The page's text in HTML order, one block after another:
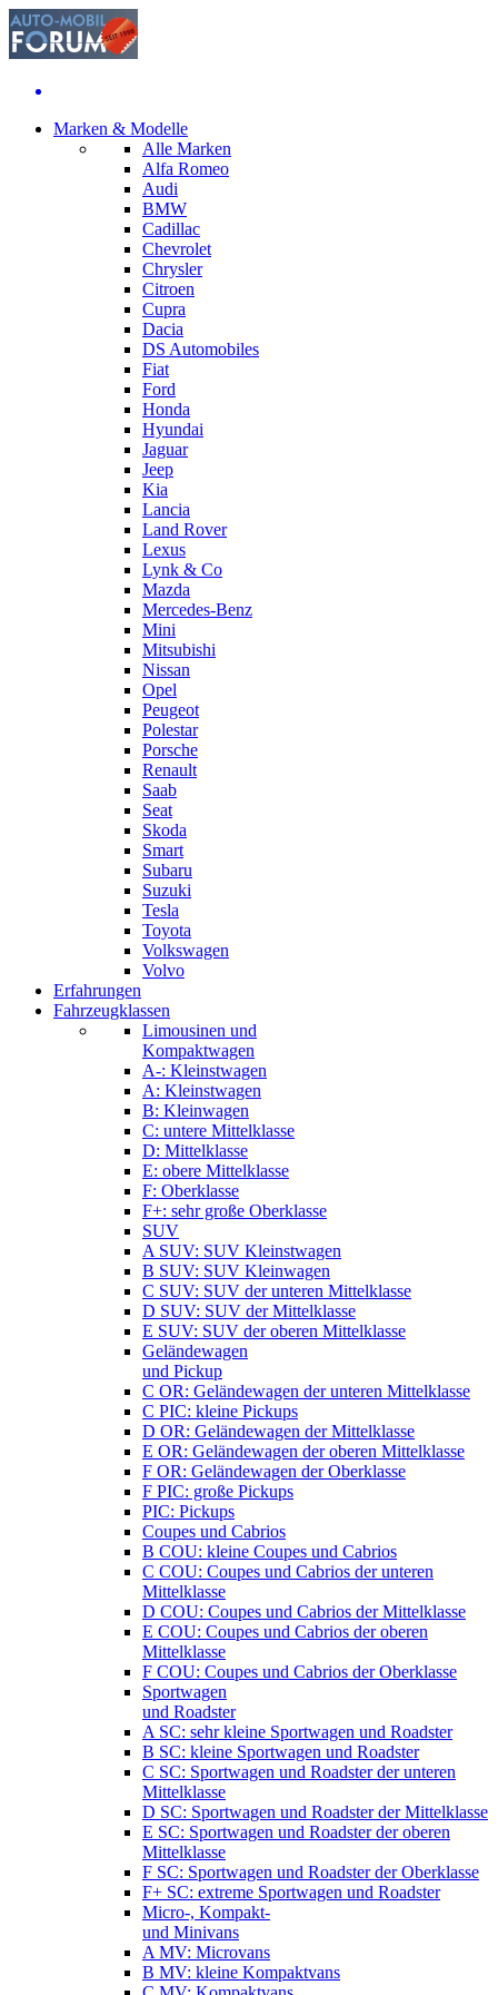
Marken & Modelle
Alle Marken
Alfa Romeo
Audi
BMW
Cadillac
Chevrolet
Chrysler
Citroen
Cupra
Dacia
DS Automobiles
Fiat
Ford
Honda
Hyundai
Jaguar
Jeep
Kia
Lancia
Land Rover
Lexus
Lynk & Co
Mazda
Mercedes-Benz
Mini
Mitsubishi
Nissan
Opel
Peugeot
Polestar
Porsche
Renault
Saab
Seat
Skoda
Smart
Subaru
Suzuki
Tesla
Toyota
Volkswagen
Volvo
Erfahrungen
Fahrzeugklassen
Limousinen und
Kompaktwagen
A-: Kleinstwagen
A: Kleinstwagen
B: Kleinwagen
C: untere Mittelklasse
D: Mittelklasse
E: obere Mittelklasse
F: Oberklasse
F+: sehr große Oberklasse
SUV
A SUV: SUV Kleinstwagen
B SUV: SUV Kleinwagen
C SUV: SUV der unteren Mittelklasse
D SUV: SUV der Mittelklasse
E SUV: SUV der oberen Mittelklasse
Geländewagen
und Pickup
C OR: Geländewagen der unteren Mittelklasse
C PIC: kleine Pickups
D OR: Geländewagen der Mittelklasse
E OR: Geländewagen der oberen Mittelklasse
F OR: Geländewagen der Oberklasse
F PIC: große Pickups
PIC: Pickups
Coupes und Cabrios
B COU: kleine Coupes und Cabrios
C COU: Coupes und Cabrios der unteren
Mittelklasse
D COU: Coupes und Cabrios der Mittelklasse
E COU: Coupes und Cabrios der oberen
Mittelklasse
F COU: Coupes und Cabrios der Oberklasse
Sportwagen
und Roadster
A SC: sehr kleine Sportwagen und Roadster
B SC: kleine Sportwagen und Roadster
C SC: Sportwagen und Roadster der unteren
Mittelklasse
D SC: Sportwagen und Roadster der Mittelklasse
E SC: Sportwagen und Roadster der oberen
Mittelklasse
F SC: Sportwagen und Roadster der Oberklasse
F+ SC: extreme Sportwagen und Roadster
Micro-, Kompakt-
und Minivans
A MV: Microvans
B MV: kleine Kompaktvans